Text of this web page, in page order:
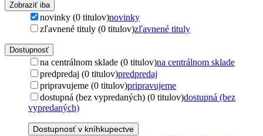
Zobraziť iba
novinky (0 titulov)novinky
zľavnené tituly (0 titulov)zľavnené tituly
Dostupnosť
na centrálnom sklade (0 titulov)na centrálnom sklade
predpredaj (0 titulov)predpredaj
pripravujeme (0 titulov)pripravujeme
dostupná (bez vypredaných) (0 titulov)dostupná (bez
vypredaných)
Dostupnosť v kníhkupectve